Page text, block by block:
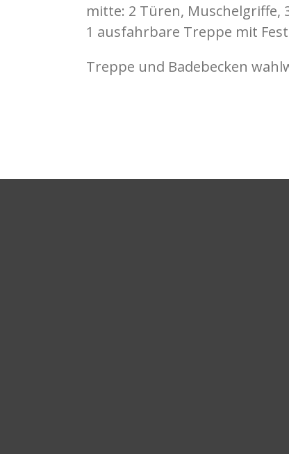
mitte: 2 Türen, Muschelgriffe,
1 ausfahrbare Treppe mit
Treppe und Badebecken